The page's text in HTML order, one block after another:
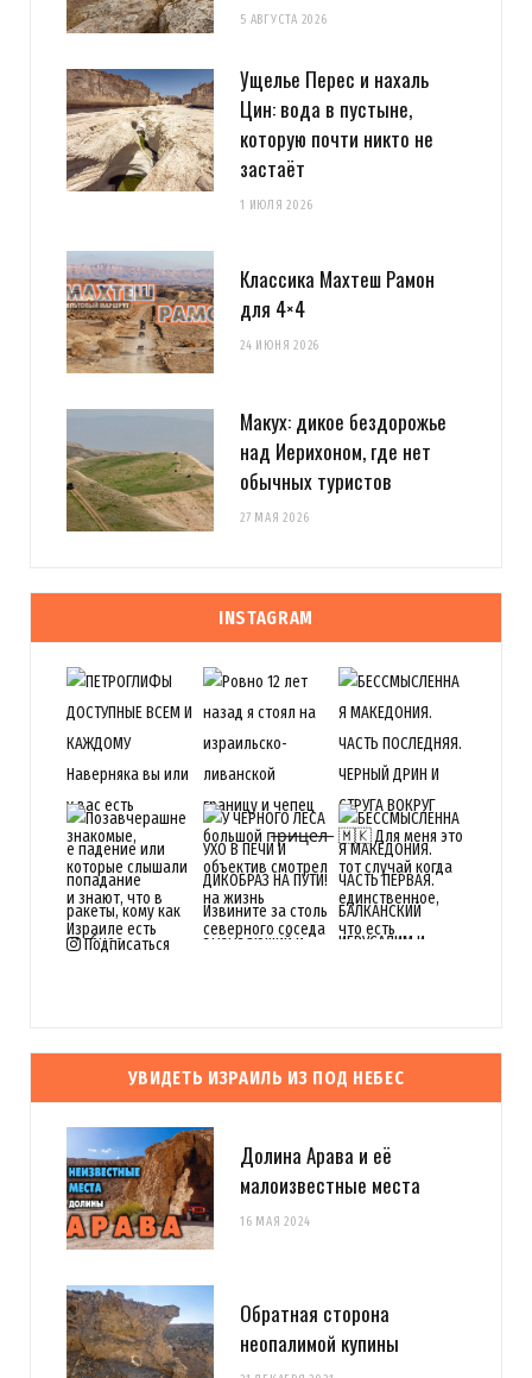
5 АВГУСТА 2026
Ущелье Перес и нахаль
Цин: вода в пустыне,
которую почти никто не
застаёт
1 ИЮЛЯ 2026
Классика Махтеш Рамон
для 4×4
24 ИЮНЯ 2026
Макух: дикое бездорожье
над Иерихоном, где нет
обычных туристов
27 МАЯ 2026
INSTAGRAM
Подписаться
УВИДЕТЬ ИЗРАИЛЬ ИЗ ПОД НЕБЕС
Долина Арава и её
малоизвестные места
16 МАЯ 2024
Обратная сторона
неопалимой купины